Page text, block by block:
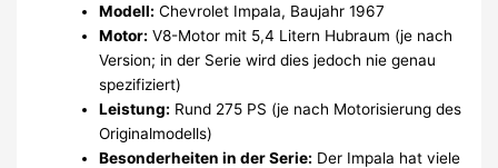
Modell: Chevrolet Impala, Baujahr 1967
Motor: V8-Motor mit 5,4 Litern Hubraum (je nach
Version; in der Serie wird dies jedoch nie genau
spezifiziert)
Leistung: Rund 275 PS (je nach Motorisierung des
Originalmodells)
Besonderheiten in der Serie: Der Impala hat viele